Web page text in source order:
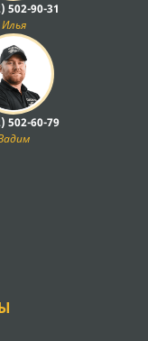
502-90-31
Илья
502-60-79